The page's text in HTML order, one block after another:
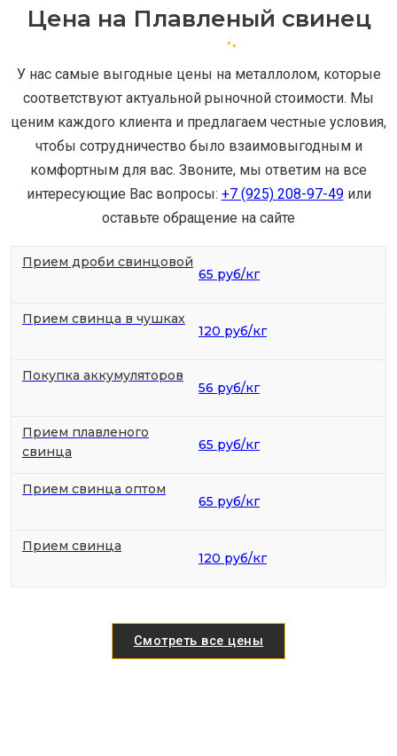
Цена на Плавленый свинец
У нас самые выгодные цены на металлолом, которые
соответствуют актуальной рыночной стоимости. Мы
ценим каждого клиента и предлагаем честные условия,
чтобы сотрудничество было взаимовыгодным и
комфортным для вас. Звоните, мы ответим на все
интересующие Вас вопросы: +7 (925) 208-97-49или
оставьте обращение на сайте
Прием дроби свинцовой
65 руб/кг
Прием свинца в чушках
120 руб/кг
Покупка аккумуляторов
56 руб/кг
Прием плавленого
свинца
65 руб/кг
Прием свинца оптом
65 руб/кг
Прием свинца
120 руб/кг
Смотреть все цены